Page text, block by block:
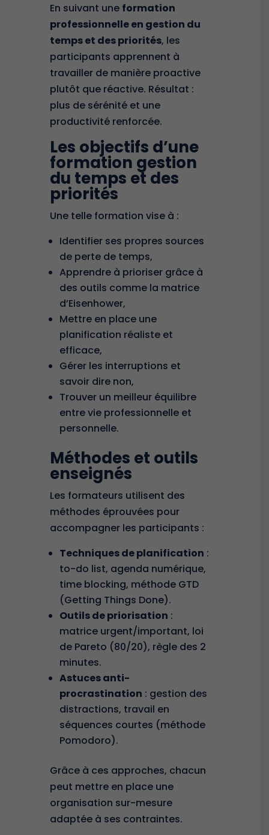
En suivant une formation
professionnelle en gestion du
temps et des priorités, les
participants apprennent à
travailler de manière proactive
plutôt que réactive. Résultat :
plus de sérénité et une
productivité renforcée.
Les objectifs d’une
formation gestion
du temps et des
priorités
Une telle formation vise à :
Identifier ses propres sources
de perte de temps,
Apprendre à prioriser grâce à
des outils comme la matrice
d’Eisenhower,
Mettre en place une
planification réaliste et
efficace,
Gérer les interruptions et
savoir dire non,
Trouver un meilleur équilibre
entre vie professionnelle et
personnelle.
Méthodes et outils
enseignés
Les formateurs utilisent des
méthodes éprouvées pour
accompagner les participants :
Techniques de planification :
to-do list, agenda numérique,
time blocking, méthode GTD
(Getting Things Done).
Outils de priorisation :
matrice urgent/important, loi
de Pareto (80/20), règle des 2
minutes.
Astuces anti-
procrastination : gestion des
distractions, travail en
séquences courtes (méthode
Pomodoro).
Grâce à ces approches, chacun
peut mettre en place une
organisation sur-mesure
adaptée à ses contraintes.